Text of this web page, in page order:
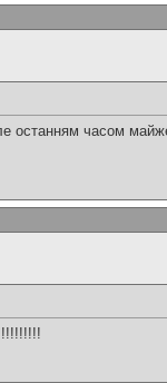
останням часом